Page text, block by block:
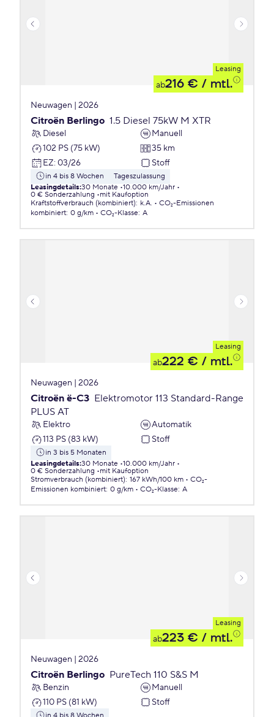
Leasing
ab216 € / mtl.
Neuwagen | 2026
Citroën Berlingo 1.5 Diesel 75kW M XTR
Diesel
Manuell
102 PS (75 kW)
35 km
EZ: 03/26 Stoff
in 4 bis 8 Wochen
Tageszulassung
Leasingdetails:30 Monate 10.000 km/Jahr
0 € Sonderzahlung
mit Kaufoption
Kraftstoffverbrauch (kombiniert): k.A.
CO₂-Emissionen
kombiniert: 0 g/km CO₂-Klasse: A
Leasing
ab222 € / mtl.
Neuwagen | 2026
Citroën ë-C3 Elektromotor 113 Standard-Range
PLUS AT
Elektro
Automatik
113 PS (83 kW)
Stoff
in 3 bis 5 Monaten
Leasingdetails:30 Monate 10.000 km/Jahr
0 € Sonderzahlung
mit Kaufoption
Stromverbrauch (kombiniert): 167 kWh/100 km
CO₂-
Emissionen kombiniert: 0 g/km CO₂-Klasse: A
Leasing
ab223 € / mtl.
Neuwagen | 2026
Citroën Berlingo PureTech 110 S&S M
Benzin
Manuell
110 PS (81 kW)
Stoff